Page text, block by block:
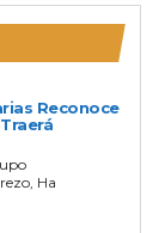
Reconoce
Ha